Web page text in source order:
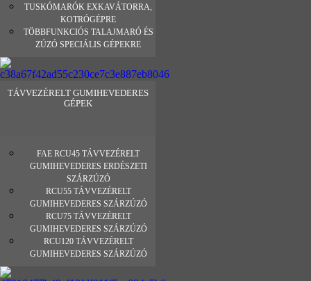
TUSKÓMARÓK EXKAVÁTORRA,
KOTRÓGÉPRE
TÖBBFUNKCIÓS TALAJMARÓ ÉS
ZÚZÓ SPECIÁLIS GÉPEKRE
TÁVVEZÉRELT GUMIHEVEDERES
GÉPEK
FAE RCU45 TÁVVEZÉRELT
GUMIHEVEDERES ERDÉSZETI
SZÁRZÚZÓ
RCU55 TÁVVEZÉRELT
GUMIHEVEDERES SZÁRZÚZÓ
RCU75 TÁVVEZÉRELT
GUMIHEVEDERES SZÁRZÚZÓ
RCU120 TÁVVEZÉRELT
GUMIHEVEDERES SZÁRZÚZÓ